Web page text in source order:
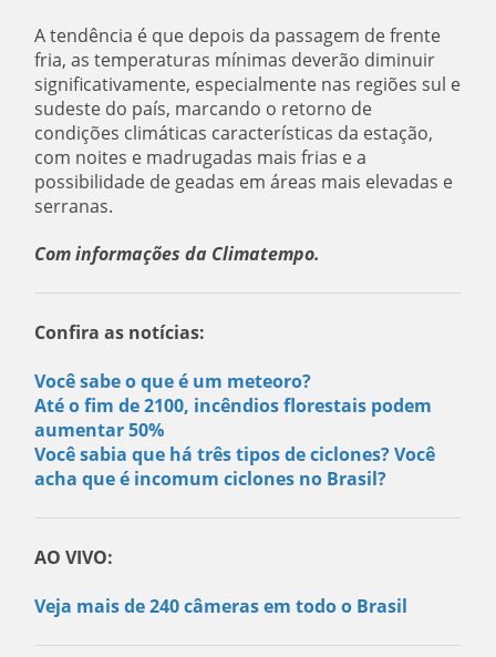
A tendência é que depois da passagem de frente
fria, as temperaturas mínimas deverão diminuir
significativamente, especialmente nas regiões sul e
sudeste do país, marcando o retorno de
condições climáticas características da estação,
com noites e madrugadas mais frias e a
possibilidade de geadas em áreas mais elevadas e
serranas.
Com informações da Climatempo.
Confira as notícias:
Você sabe o que é um meteoro?
Até o fim de 2100, incêndios florestais podem
aumentar 50%
Você sabia que há três tipos de ciclones? Você
acha que é incomum ciclones no Brasil?
AO VIVO:
Veja mais de 240 câmeras em todo o Brasil